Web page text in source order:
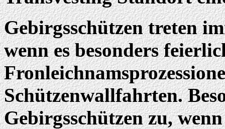
Gebirgsschützen treten
wenn es besonders
Schützenwallfahrten.
Gebirgsschützen zu,